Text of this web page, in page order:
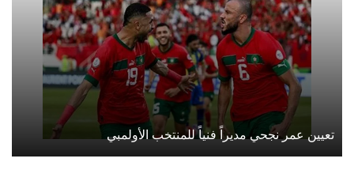
تعيين عمر نجحي مديراً فنياً للمنتخب الأولمبي